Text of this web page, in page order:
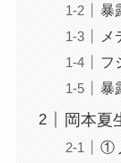
暴
メ
フ
暴
岡本夏
①